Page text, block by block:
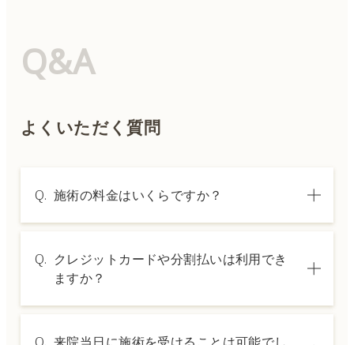
Q&A
よくいただく質問
Q. 施術の料金はいくらですか？
は料金表ページをご確認いただくか、カウン
セリングでご案内いたします。
Q. クレジットカードや分割払いは利用でき
ますか？